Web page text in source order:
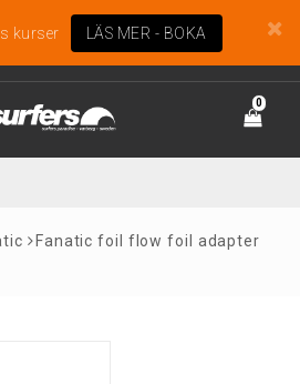
kurser LÄS MER - BOKA
0
Fanatic foil flow foil adapter